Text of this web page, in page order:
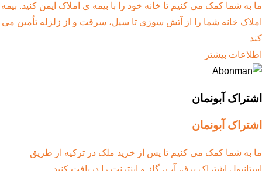
ما به شما کمک می کنیم تا خانه خود را با بیمه ی املاک ایمن کنید. بیمه
املاک خانه شما را از آتش سوزی تا سیل، سرقت و از زلزله تأمین می
کند
اطلاعات بیشتر
اشتراک آبونمان
اشتراک آبونمان
ما به شما کمک می کنیم تا پس از خرید ملک در ترکیه از طریق
استانبول اشتراک برق، آب، گاز و اینترنت را دریافت کنید.